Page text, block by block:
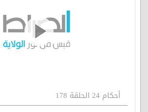
أحكام 24 الحلقة 178